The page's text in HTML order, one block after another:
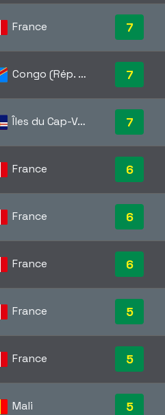
France 7
Congo (Rép. dém.) 7
Îles du Cap-Vert 7
France 6
France 6
France 6
France 5
France 5
Mali 5